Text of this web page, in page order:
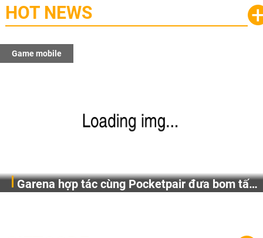
HOT NEWS
Game mobile
Garena hợp tác cùng Pocketpair đưa bom tấn